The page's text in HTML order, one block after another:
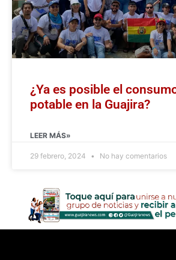
¿Ya es posible el
potable en la Guajira?
LEER MÁS»
29 febrero, 2024 No hay comentarios